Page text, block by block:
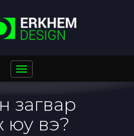
Toggle
navigation
загвар
юу вэ?